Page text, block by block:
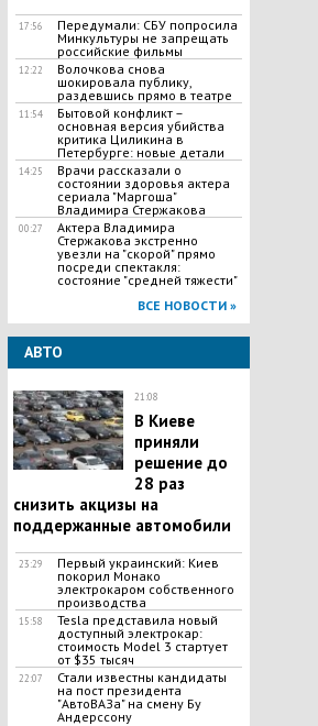
17:56
Передумали: СБУ попросила
Минкультуры не запрещать
российские фильмы
12:22
Волочкова снова
шокировала публику,
раздевшись прямо в театре
11:54
Бытовой конфликт –
основная версия убийства
критика Циликина в
Петербурге: новые детали
14:25
Врачи рассказали о
состоянии здоровья актера
сериала "Маргоша"
Владимира Стержакова
00:27
Актера Владимира
Стержакова экстренно
увезли на "скорой" прямо
посреди спектакля:
состояние "средней тяжести"
ВСЕ НОВОСТИ »
АВТО
21:08
В Киеве
приняли
решение до
28 раз
снизить акцизы на
поддержанные автомобили
23:29
Первый украинский: Киев
покорил Монако
электрокаром собственного
производства
15:58
Tesla представила новый
доступный электрокар:
стоимость Model 3 стартует
от $35 тысяч
22:07
Стали известны кандидаты
на пост президента
"АвтоВАЗа" на смену Бу
Андерссону